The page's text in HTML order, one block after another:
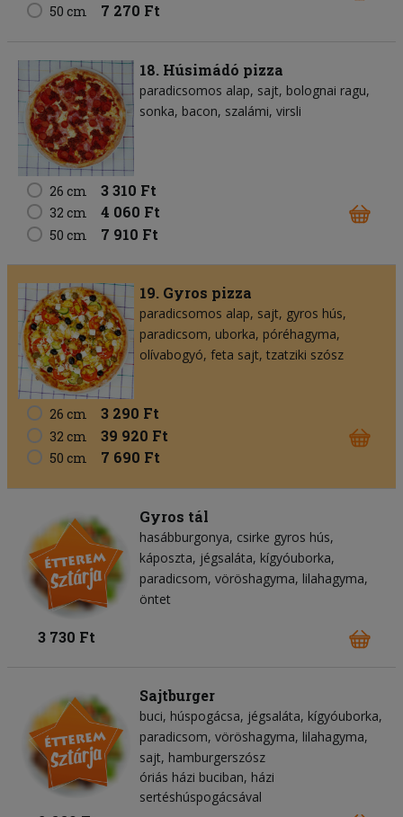
50 cm 7 270 Ft
18. Húsimádó pizza
paradicsomos alap sajt bolognai ragu
sonka bacon szalámi virsli
26 cm 3 310 Ft
32 cm 4 060 Ft
50 cm 7 910 Ft
19. Gyros pizza
paradicsomos alap sajt gyros hús
paradicsom uborka póréhagyma
olívabogyó feta sajt tzatziki szósz
26 cm 3 290 Ft
32 cm 39 920 Ft
50 cm 7 690 Ft
Gyros tál
hasábburgonya csirke gyros hús
káposzta jégsaláta kígyóuborka
paradicsom vöröshagyma lilahagyma
öntet
3 730 Ft
Sajtburger
buci húspogácsa jégsaláta kígyóuborka
paradicsom vöröshagyma lilahagyma
sajt hamburgerszósz
óriás házi buciban, házi
sertéshúspogácsával